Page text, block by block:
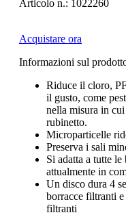
Articolo n.: 1022260
Acquistare ora
Informazioni sul
Riduce il cloro,
il gusto, come
nella misura in
rubinetto.
Microparticelle
Preserva i sali
Si adatta a tutte
attualmente in
Un disco dura 4
borracce filtranti
filtranti